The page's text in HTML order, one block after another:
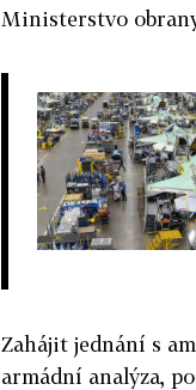
Ministerstvo
Zahájit jednání s
armádní analýza,